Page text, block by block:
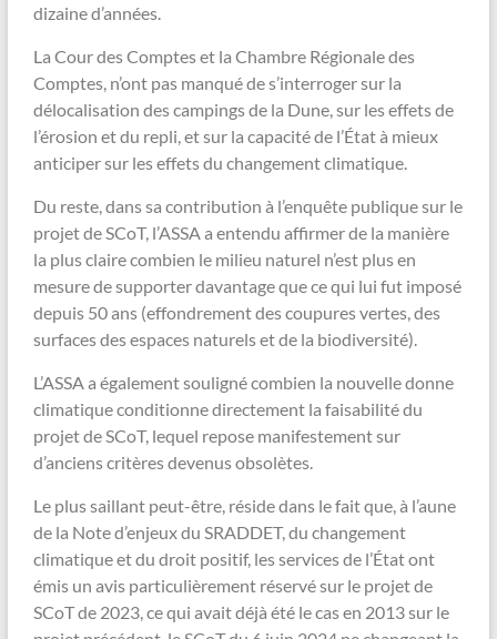
dizaine d’années.
La Cour des Comptes et la Chambre Régionale des
Comptes, n’ont pas manqué de s’interroger sur la
délocalisation des campings de la Dune, sur les effets de
l’érosion et du repli, et sur la capacité de l’État à mieux
anticiper sur les effets du changement climatique.
Du reste, dans sa contribution à l’enquête publique sur le
projet de SCoT, l’ASSA a entendu affirmer de la manière
la plus claire combien le milieu naturel n’est plus en
mesure de supporter davantage que ce qui lui fut imposé
depuis 50 ans (effondrement des coupures vertes, des
surfaces des espaces naturels et de la biodiversité).
L’ASSA a également souligné combien la nouvelle donne
climatique conditionne directement la faisabilité du
projet de SCoT, lequel repose manifestement sur
d’anciens critères devenus obsolètes.
Le plus saillant peut-être, réside dans le fait que, à l’aune
de la Note d’enjeux du SRADDET, du changement
climatique et du droit positif, les services de l’État ont
émis un avis particulièrement réservé sur le projet de
SCoT de 2023, ce qui avait déjà été le cas en 2013 sur le